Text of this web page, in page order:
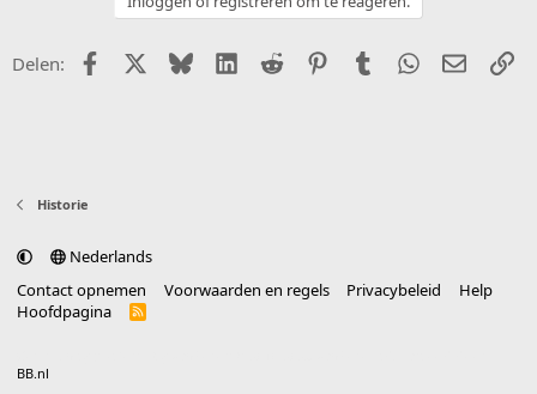
Delen: FacebookX (Twitter)
BlueskyLinkedIn
Reddit PinterestTumblr WhatsApp
E-mail
Historie
Nederlands
Contact opnemen
Voorwaarden en regels Privacybeleid
Help
Hoofdpagina
R
BB.nl